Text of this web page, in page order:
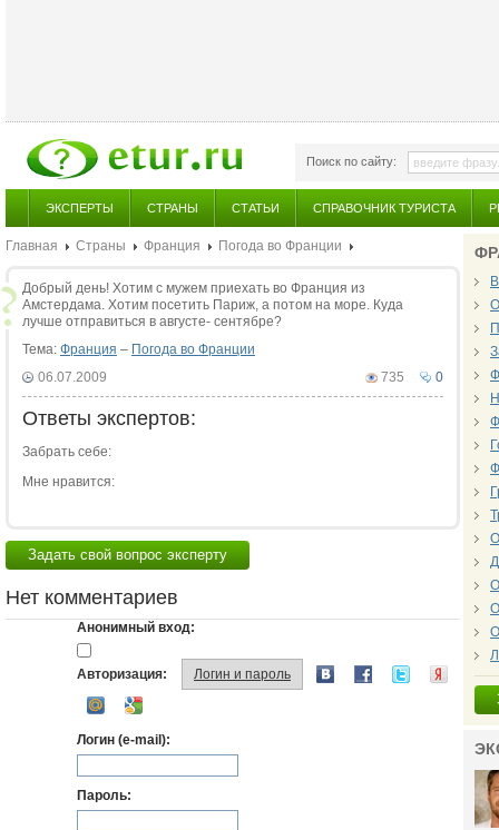
Поиск по сайту:
ЭКСПЕРТЫ СТРАНЫ СТАТЬИ СПРАВОЧНИК ТУРИСТА
Главная Страны Франция Погода во Франции
Добрый день! Хотим с мужем приехать во Франция из
Амстердама. Хотим посетить Париж, а потом на море. Куда
лучше отправиться в августе- сентябре?
Тема: Франция – Погода во Франции
0
735
06.07.2009
Ответы экспертов:
Забрать себе:
Мне нравится:
Задать свой вопрос эксперту
Нет комментариев
Анонимный вход:
Авторизация: Логин и пароль
Логин (e-mail):
Пароль: